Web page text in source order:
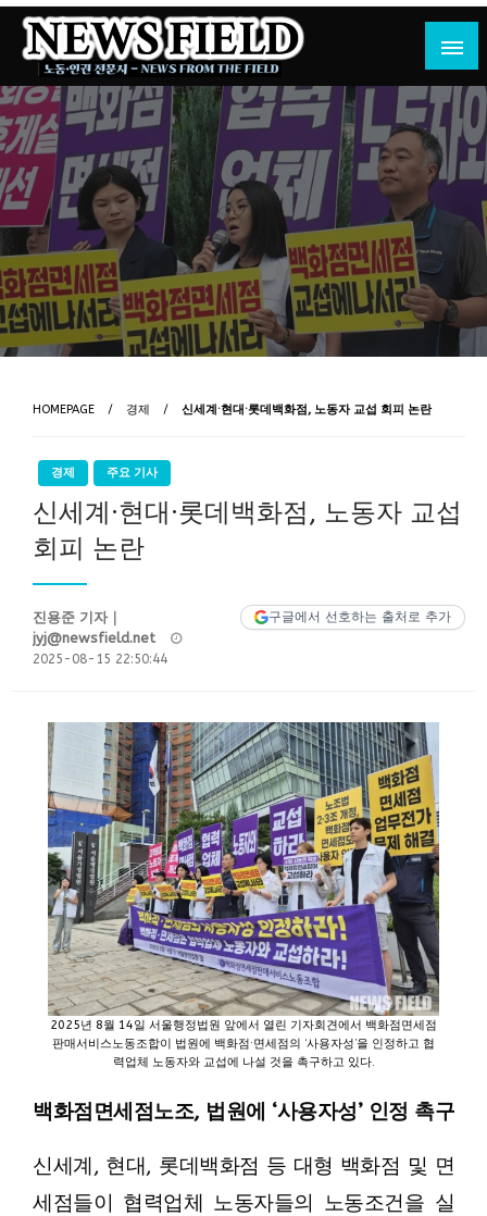
Skip
content
뉴스필드
노동·인권 전문지
HOMEPAGE 경제 신세계·현대·롯데백화점, 노동자 교섭 회피 논란
경제 주요 기사
신세계·현대·롯데백화점, 노동자 교섭
회피 논란
구글에서 선호하는 출처로 추가
진용준 기자｜
jyj@newsfield.net
2025-08-15 22:50:44
2025년 8월 14일 서울행정법원 앞에서 열린 기자회견에서 백화점면세점
판매서비스노동조합이 법원에 백화점·면세점의 ‘사용자성’을 인정하고 협
력업체 노동자와 교섭에 나설 것을 촉구하고 있다.
백화점면세점노조, 법원에 ‘사용자성’ 인정 촉구
신세계, 현대, 롯데백화점 등 대형 백화점 및 면
세점들이 협력업체 노동자들의 노동조건을 실